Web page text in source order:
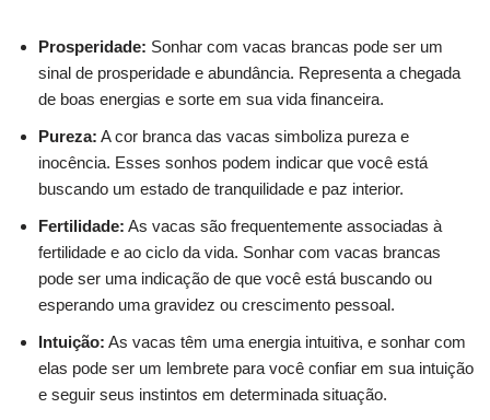
Prosperidade: Sonhar com vacas brancas pode ser um
sinal de prosperidade e abundância. Representa a chegada
de boas energias e sorte em sua vida financeira.
Pureza: A cor branca das vacas simboliza pureza e
inocência. Esses sonhos podem indicar que você está
buscando um estado de tranquilidade e paz interior.
Fertilidade: As vacas são frequentemente associadas à
fertilidade e ao ciclo da vida. Sonhar com vacas brancas
pode ser uma indicação de que você está buscando ou
esperando uma gravidez ou crescimento pessoal.
Intuição: As vacas têm uma energia intuitiva, e sonhar com
elas pode ser um lembrete para você confiar em sua intuição
e seguir seus instintos em determinada situação.